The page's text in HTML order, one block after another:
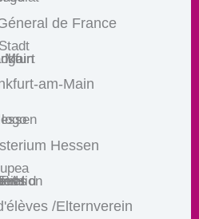
de France
am-Main
Hessen
/Elternverein